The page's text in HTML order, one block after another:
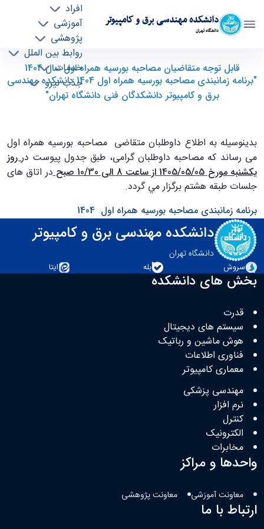
دانشکده مهندسی برق و کامپیوتر
دانشگاه تهران
افراد
آموزشی
پژوهشی
روابط بین الملل
خدمات
جذب نیرو
قابل توجه متقاضیان مصاحبه بورسيه همراه اول
سال 1404 "برنامه زمانبندی مصاحبه بورسيه همراه
اول 1404 دانشکده مهندسی برق و کامپیوتر
قابل توجه متقاضیان مصاحبه بورسيه همراه اول سال 1404
"برنامه زمانبندی مصاحبه بورسيه همراه اول 1404 دانشکده مهندسی
برق و کامپیوتر دانشکدگان فنی دانشگاه تهران"
بدينوسيله به اطلاع داوطلبان متقاضی مصاحبه بورسيه همراه اول
می رساند که مصاحبه داوطلبان گرامی، طبق جدول پیوست درروز
يكشنبه مورخ 05/‏05/‏1405 از ساعت 8 الی 10/30 صبح
در اتاق های
جلسات طبقه هشتم برگزار مي گردد.
برنامه زمانبندی مصاحبه بورسيه همراه اول 1404
دانشکده مهندسی برق و کامپیوتر
دانشگاه تهران
سروش
بله ایتا
بخش های دانشکده
قدرت
سیستم های دیجیتال
هوش ماشین و رباتیک
فناوری اطلاعات
معماری کامپیوتر
مهندسی پزشکی
نرم افزار
کنترل
الکترونیک
مخابرات
واحدها و مراکز
معاونت آموزشی معاونت پژوهشی
ارتباط با ما